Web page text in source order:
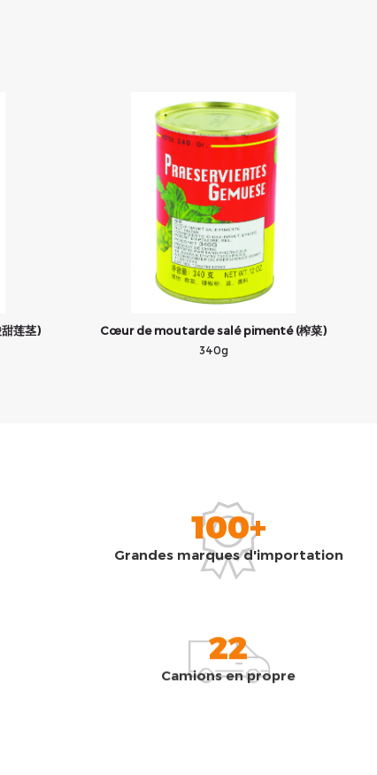
莲茎) Cœur de moutarde salé pimenté (榨菜)
340g
100+
Grandes marques d'importation
22
Camions en propre